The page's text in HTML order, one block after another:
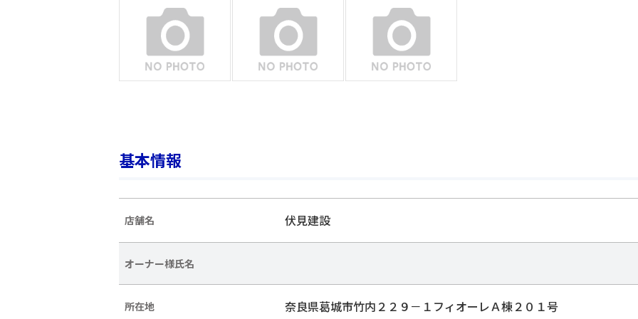
基本情報
店舗名 伏見建設
オーナー様氏名
所在地 奈良県葛城市竹内２２９－１フィオーレＡ棟２０１号